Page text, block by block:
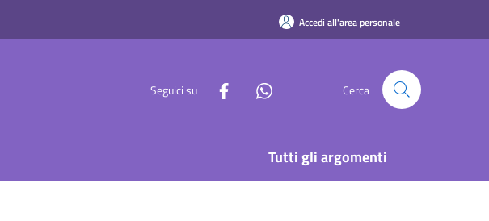
Accedi all'area personale
Seguici su Cerca
Tutti gli argomenti